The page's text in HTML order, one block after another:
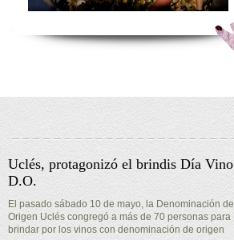
Uclés, protagonizó el brindis Día Vino
D.O.
El pasado sábado 10 de mayo, la Denominación de
Origen Uclés congregó a más de 70 personas para
brindar por los vinos con denominación de origen